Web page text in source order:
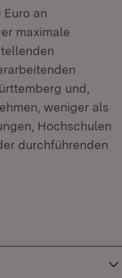
an
maximale
und,
weniger als
Hochschulen
durchführenden